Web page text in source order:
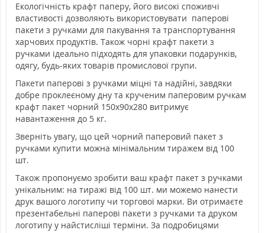
Екологічність крафт паперу, його високі споживчі
властивості дозволяють використовувати паперові
пакети з ручками для пакування та транспортування
харчових продуктів. Також чорні крафт пакети з
ручками ідеально підходять для упаковки подарунків,
одягу, будь-яких товарів промислової групи.
Пакети паперові з ручками міцні та надійні, завдяки
добре проклеєному дну та крученим паперовим ручкам
крафт пакет чорний 150х90х280 витримує
навантаження до 5 кг.
Зверніть увагу, що цей чорний паперовий пакет з
ручками купити можна мінімальним тиражем від 100
шт.
Також пропонуємо зробити ваш крафт пакет з ручками
унікальним: на тиражі від 100 шт. ми можемо нанести
друк вашого логотипу чи торгової марки. Ви отримаєте
презентабельні паперові пакети з ручками та друком
логотипу у найстисліші терміни. За подробицями